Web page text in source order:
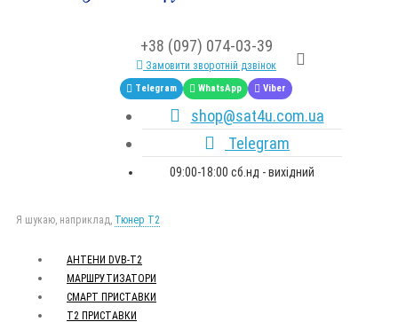
+38 (097) 074-03-39
Замовити зворотній дзвінок
Telegram WhatsApp Viber
shop@sat4u.com.ua
Telegram
09:00-18:00 сб.нд - вихідний
Я шукаю, наприклад, Тюнер T2
АНТЕНИ DVB-Т2
МАРШРУТИЗАТОРИ
СМАРТ ПРИСТАВКИ
Т2 ПРИСТАВКИ